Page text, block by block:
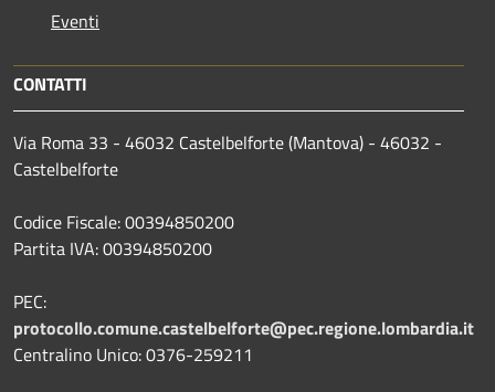
Eventi
CONTATTI
Via Roma 33 - 46032 Castelbelforte (Mantova) - 46032 -
Castelbelforte
Codice Fiscale: 00394850200
Partita IVA: 00394850200
PEC:
protocollo.comune.castelbelforte@pec.regione.lombardia.it
Centralino Unico: 0376-259211